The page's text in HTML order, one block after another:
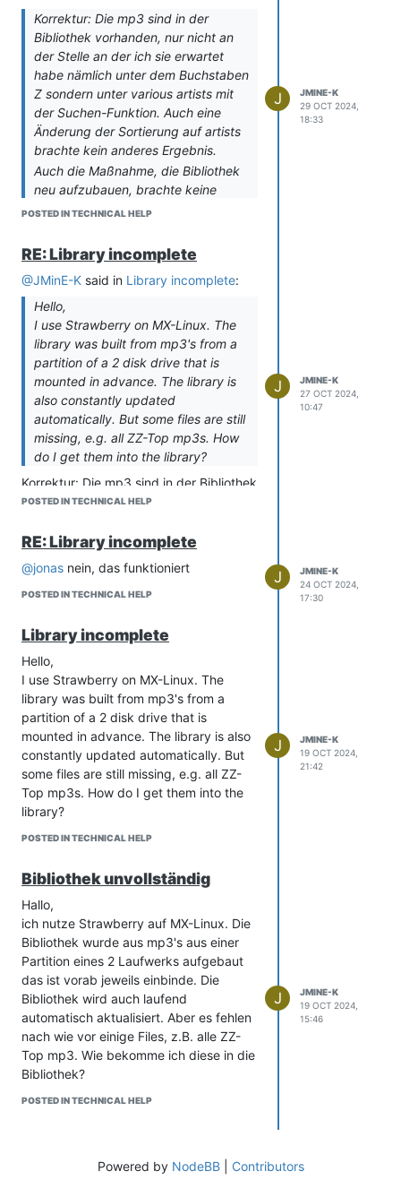
Korrektur: Die mp3 sind in der
Bibliothek vorhanden, nur nicht an
der Stelle an der ich sie erwartet
habe nämlich unter dem Buchstaben
Z sondern unter various artists mit
der Suchen-Funktion. Auch eine
Änderung der Sortierung auf artists
brachte kein anderes Ergebnis.
Auch die Maßnahme, die Bibliothek
neu aufzubauen, brachte keine
Änderung.
mp3s unter den jeweiligen
Buchstaben in der Bibliothek gelistet
werden?
Correction: The mp3s are available in
the library, but not in the place where I
expected them, namely under the letter
Z, but under various artists with the
search function. Even changing the
sorting to artists did not change the
result.
Even rebuilding the library did not
change anything.
How can I ensure that the mp3s are
listed under the respective letters in the
POSTED IN TECHNICAL HELP
J
JMINE-K
29 OCT 2024,
18:33
RE: Library incomplete
@JMinE-K said in Library incomplete:
Hello,
I use Strawberry on MX-Linux. The
library was built from mp3's from a
partition of a 2 disk drive that is
mounted in advance. The library is
also constantly updated
automatically. But some files are still
missing, e.g. all ZZ-Top mp3s. How
do I get them into the library?
Korrektur: Die mp3 sind in der Bibliothek
vorhanden, nur nicht an der Stelle an
dem Buchstaben Z sondern unter
Auch eine Änderung der Sortierung auf
artists brachte kein anderes Ergebnis.
aufzubauen, brachte keine Änderung.
Wie kann ich erreichen das die mp3s
unter den jeweiligen Buchstaben in der
Bibliothek gelistet werden?
POSTED IN TECHNICAL HELP
J
JMINE-K
27 OCT 2024,
10:47
RE: Library incomplete
@jonas nein, das funktioniert
POSTED IN TECHNICAL HELP
J
JMINE-K
24 OCT 2024,
17:30
Library incomplete
Hello,
I use Strawberry on MX-Linux. The
library was built from mp3's from a
partition of a 2 disk drive that is
mounted in advance. The library is also
constantly updated automatically. But
some files are still missing, e.g. all ZZ-
Top mp3s. How do I get them into the
library?
POSTED IN TECHNICAL HELP
J
JMINE-K
19 OCT 2024,
21:42
Bibliothek unvollständig
Hallo,
ich nutze Strawberry auf MX-Linux. Die
Bibliothek wurde aus mp3's aus einer
Partition eines 2 Laufwerks aufgebaut
das ist vorab jeweils einbinde. Die
Bibliothek wird auch laufend
automatisch aktualisiert. Aber es fehlen
nach wie vor einige Files, z.B. alle ZZ-
Top mp3. Wie bekomme ich diese in die
Bibliothek?
POSTED IN TECHNICAL HELP
J
JMINE-K
19 OCT 2024,
15:46
Powered by NodeBB| Contributors